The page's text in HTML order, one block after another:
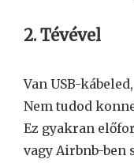
2. Tévével
Van USB-
Nem tudod
Ez gyakran
vagy Airbnb-ben